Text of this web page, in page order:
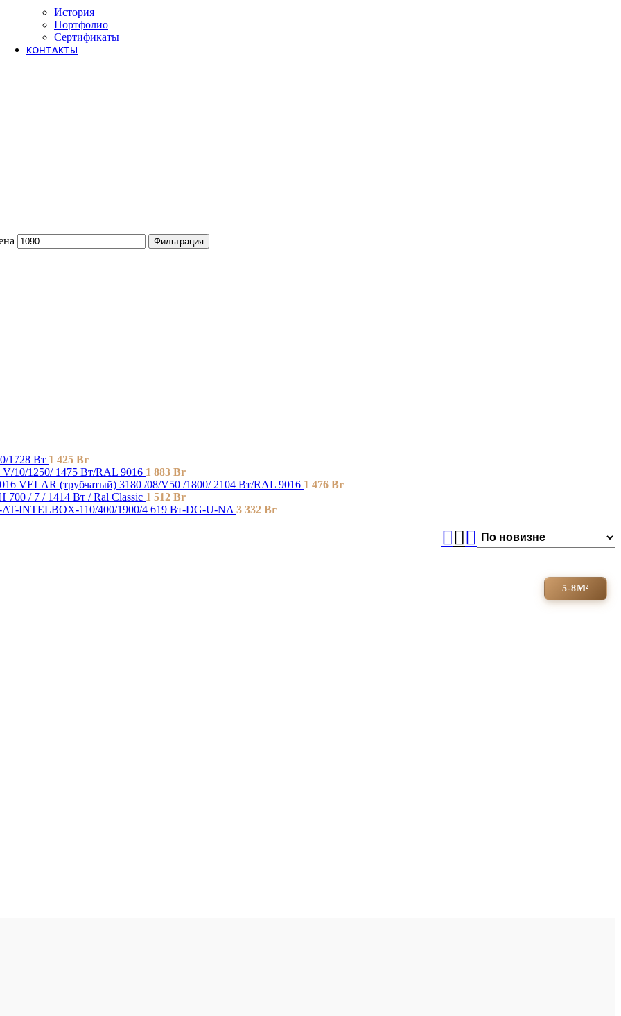
История
Портфолио
Сертификаты
КОНТАКТЫ
Фильтрация
1728 Вт 1 425 Br
10/1250/ 1475 Bт/RAL 9016 1 883 Br
VELAR (трубчатый) 3180 /08/V50 /1800/ 2104 Bт/RAL 9016 1 476 Br
700 / 7 / 1414 Вт / Ral Classic 1 512 Br
AT-INTELBOX-110/400/1900/4 619 Вт-DG-U-NA 3 332 Br
5-8М²